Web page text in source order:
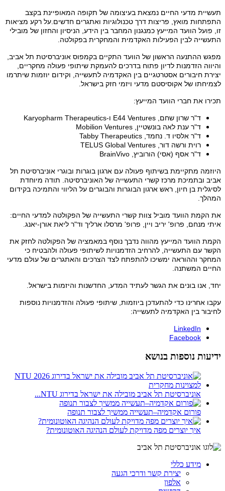
תעשיית מדעי החיים נמצאת בעיצומה של תקופה המאופיינת בקצב
התפתחות מואץ, פריצות דרך טכנולוגיות ואתגרים חדשים.על רקע מציאות
זו, פועל הוועד המייעץ כמנגנון המחבר בין הידע, הניסיון והחזון של מובילי
התעשייה לבין הפעילות האקדמית והמחקרית בפקולטה.
מפגש ההתנעה הראשון של הוועד התקיים בקמפוס אוניברסיטת תל אביב,
והיווה הזדמנות לדיון פתוח בדרכים להעמקת שיתופי פעולה מחקריים,
יצירת חיבורים אסטרטגיים בין האקדמיה לתעשייה, וקידום יוזמות שיתרמו
לצמיחתו של אקוסיסטם מדעי ויזמי חזק בישראל.
תכירו את חברי הוועד המייעץ:
ד"ר שרון שחם, E44 Ventures ו-Karyopharm Therapeutics
ד"ר ענת לאה בונשטיין, Mobilion Ventures
ד"ר אלסיו ד. נחמד, Tabby Therapeutics
רוית ורשה דור, TELUS Global Ventures
ד"ר אסף (אסי) הורוביץ, BrainVivo
היוזמה מתקיימת בשיתוף פעולה עם ארגון בוגרות ובוגרי אוניברסיטת תל
אביב ובתמיכת מרכז קשרי התעשייה של האוניברסיטה. תודה מיוחדת
לסיגלית בן חיון, ראש ארגון הבוגרות והבוגרים על הליווי והתמיכה בקידום
המהלך.
את הקמת הוועד מוביל צוות קשרי התעשייה של הפקולטה למדעי החיים:
איתי מנחם, פרופ' יריב ויין, פרופ' מרסלו ארליך וד"ר ליאת אורן-יאנג.
הקמת הוועד המייעץ מהווה נדבך נוסף במאמציה של הפקולטה לחזק את
הקשר עם התעשייה, להרחיב הזדמנויות לשיתופי פעולה ולהבטיח כי
המחקר וההוראה ימשיכו להתפתח לצד הצרכים והאתגרים של עולם מדעי
החיים המשתנה.
יחד, אנו בונים את הגשר לעתיד המדע, החדשנות והיזמות בישראל.
עקבו אחרינו כדי להתעדכן ביוזמות, שיתופי פעולה והזדמנויות נוספות
לחיבור בין האקדמיה לתעשייה:
LinkedIn
Facebook
ידיעות נוספות בנושא
אוניברסיטת תל אביב מובילה את ישראל בדירוג NTU...
פורום אקדמיה–תעשייה ממשיך לצבור תנופה
איך יוצרים מפה מדויקת לעולם הנהיגה האוטונומית?
מידע כללי
יצירת קשר ודרכי הגעה
אלפון